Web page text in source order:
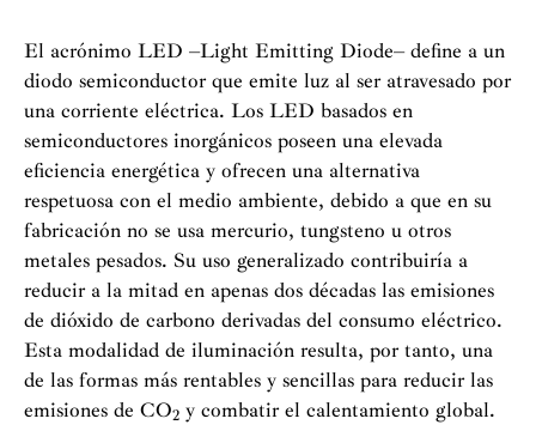
El acrónimo LED –Light Emitting Diode– define a un
diodo semiconductor que emite luz al ser atravesado por
una corriente eléctrica. Los LED basados en
semiconductores inorgánicos poseen una elevada
eficiencia energética y ofrecen una alternativa
respetuosa con el medio ambiente, debido a que en su
fabricación no se usa mercurio, tungsteno u otros
metales pesados. Su uso generalizado contribuiría a
reducir a la mitad en apenas dos décadas las emisiones
de dióxido de carbono derivadas del consumo eléctrico.
Esta modalidad de iluminación resulta, por tanto, una
de las formas más rentables y sencillas para reducir las
emisiones de CO2 y combatir el calentamiento global.